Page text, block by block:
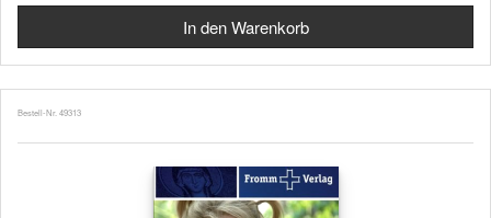
Bestell-Nr. 49313